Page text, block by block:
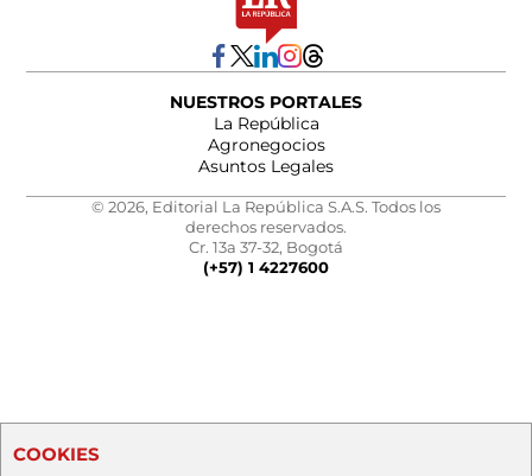
NUESTROS PORTALES
La República
Agronegocios
Asuntos Legales
© 2026, Editorial La República S.A.S. Todos los
derechos reservados.
Cr. 13a 37-32, Bogotá
(+57) 1 4227600
COOKIES